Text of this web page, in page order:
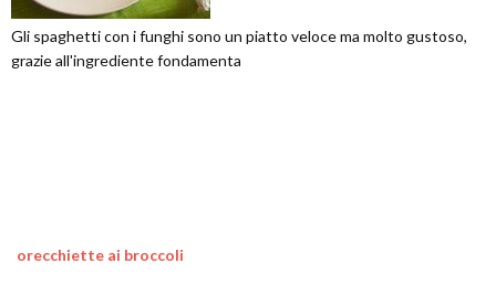
Gli spaghetti con i funghi sono un piatto veloce ma molto gustoso,
grazie all'ingrediente fondamenta
orecchiette ai broccoli